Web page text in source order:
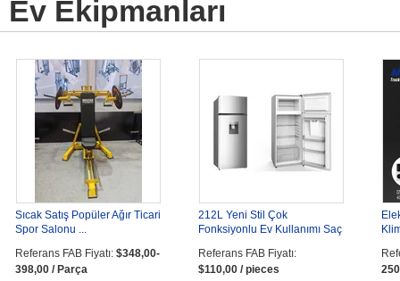
Ev Ekipmanları
Sıcak Satış Popüler Ağır Ticari
Spor Salonu ...
Referans FAB Fiyatı: $348,00-
398,00 / Parça
212L Yeni Stil Çok
Fonksiyonlu Ev Kullanımı Saç
Referans FAB Fiyatı:
$110,00 / pieces